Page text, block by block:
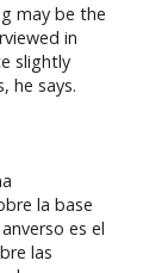
may be the
in
slightly
he says.
la base
es el
las